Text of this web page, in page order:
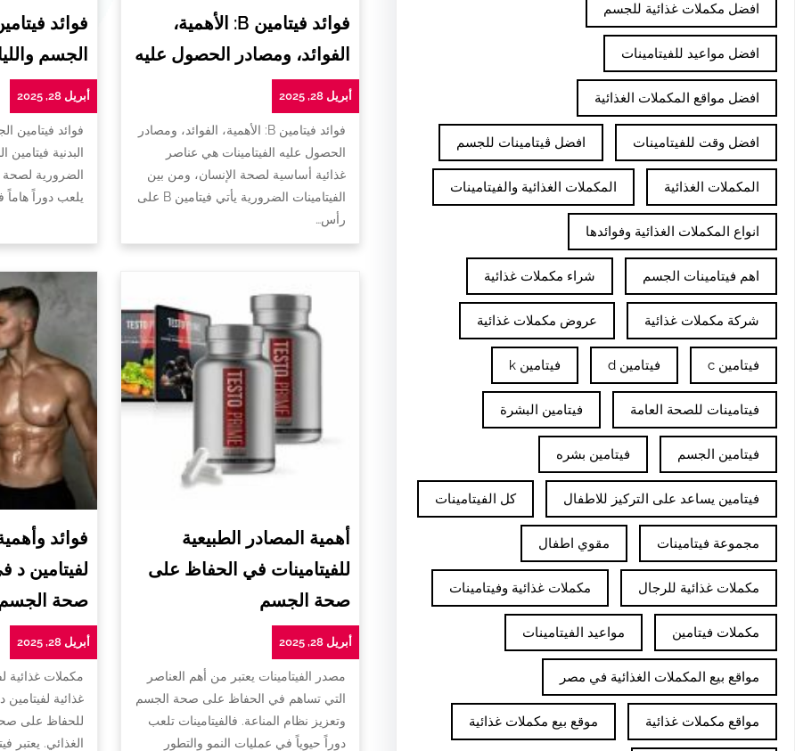
افضل مكملات غذائية للجسم
افضل مواعيد للفيتامينات
افضل مواقع المكملات الغذائية
افضل وقت للفيتامينات افضل ڤيتامينات للجسم
المكملات الغذائية المكملات الغذائية والفيتامينات
انواع المكملات الغذائية وفوائدها
اهم فيتامينات الجسم شراء مكملات غذائية
شركة مكملات غذائية عروض مكملات غذائية
فيتامين c فيتامين d فيتامين k
فيتامينات للصحة العامة فيتامين البشرة
فيتامين الجسم فيتامين بشره
فيتامين يساعد على التركيز للاطفال كل الفيتامينات
مجموعة فيتامينات مقوي اطفال
مكملات غذائية للرجال مكملات غذائية وفيتامينات
مكملات فيتامين مواعيد الفيتامينات
مواقع بيع المكملات الغذائية في مصر
مواقع مكملات غذائية موقع بيع مكملات غذائية
فوائد فيتامين B: الأهمية،
الفوائد، ومصادر الحصول عليه
أبريل 28, 2025
فوائد فيتامين B: الأهمية، الفوائد، ومصادر
الحصول عليه الفيتامينات هي عناصر
غذائية أساسية لصحة الإنسان، ومن بين
الفيتامينات الضرورية يأتي فيتامين B على
رأس…
فوائد
الجسم
أبريل 28, 2025
فوائد فيتامين
البدنية فيتامين
الضرورية لصحة
يلعب دوراً
أهمية المصادر الطبيعية
للفيتامينات في الحفاظ على
صحة الجسم
أبريل 28, 2025
مصدر الفيتامينات يعتبر من أهم العناصر
التي تساهم في الحفاظ على صحة الجسم
وتعزيز نظام المناعة. فالفيتامينات تلعب
دوراً حيوياً في عمليات النمو والتطور
فوائد
لفيتامين
صحة الجسم
أبريل 28, 2025
مكملات غذائية
غذائية لفيتامين
للحفاظ على
الغذائي. يعتبر